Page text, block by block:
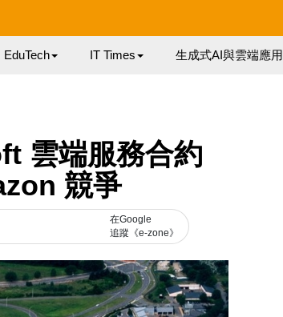
EduTech IT Times 生成式AI與雲端應用
雲端服務合約
競爭
在Google
追蹤《e-zone》